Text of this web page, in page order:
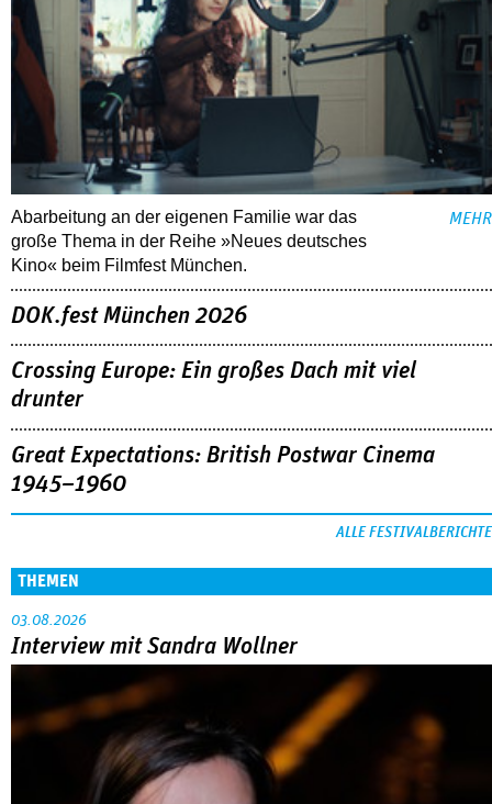
Abarbeitung an der eigenen Familie war das
große Thema in der Reihe »Neues deutsches
Kino« beim Filmfest München.
MEHR
DOK.fest München 2026
Crossing Europe: Ein großes Dach mit viel
drunter
Great Expectations: British Postwar Cinema
1945–1960
ALLE FESTIVALBERICHTE
THEMEN
03.08.2026
Interview mit Sandra Wollner